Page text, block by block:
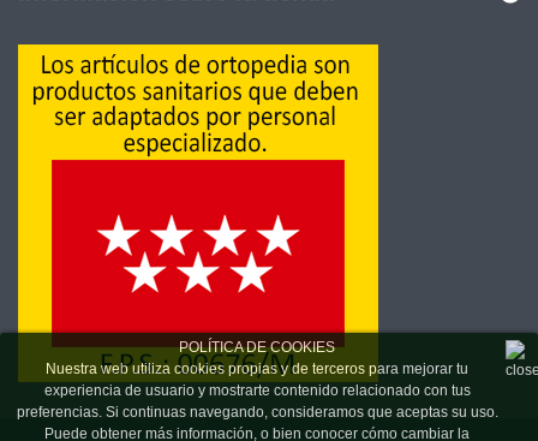
POLÍTICA DE COOKIES
Nuestra web utiliza cookies propias y de terceros para mejorar tu
experiencia de usuario y mostrarte contenido relacionado con tus
preferencias. Si continuas navegando, consideramos que aceptas su uso.
Puede obtener más información, o bien conocer cómo cambiar la